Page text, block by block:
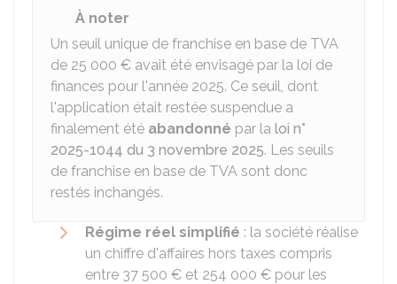
À noter
Un seuil unique de franchise en base de TVA
de 25 000 € avait été envisagé par la loi de
finances pour l'année 2025. Ce seuil, dont
l'application était restée suspendue a
finalement été abandonné par la loi n°
2025-1044 du 3 novembre 2025. Les seuils
de franchise en base de TVA sont donc
restés inchangés.
Régime réel simplifié : la société réalise
un chiffre d'affaires hors taxes compris
entre 37 500 € et 254 000 € pour les